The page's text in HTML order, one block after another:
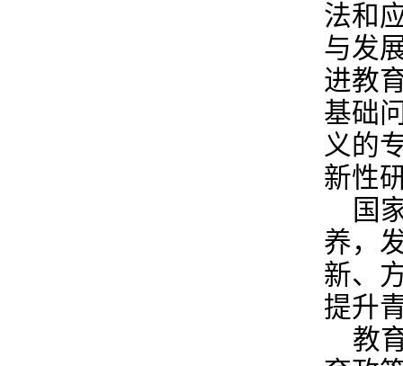
法和
与发
进教
基础
义的
新性
国
养，
新、
提升
教